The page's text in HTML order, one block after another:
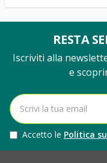
RESTA
Iscriviti alla
e
Accetto le Politica